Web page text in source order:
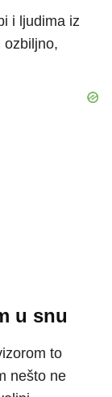
i ljudima iz
ozbiljno,
u snu
to
nešto ne